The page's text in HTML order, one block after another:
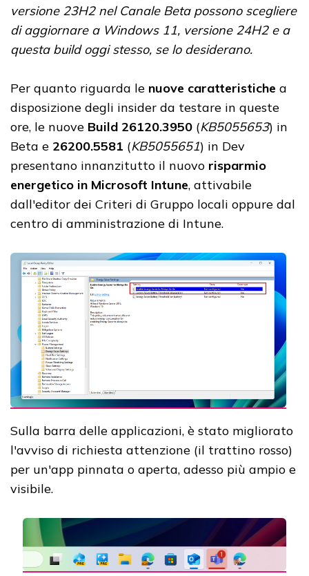
versione 23H2 nel Canale Beta possono scegliere
di aggiornare a Windows 11, versione 24H2 e a
questa build oggi stesso, se lo desiderano.
Per quanto riguarda le nuove caratteristiche a
disposizione degli insider da testare in queste
ore, le nuove Build 26120.3950 (KB5055653) in
Beta e 26200.5581 (KB5055651) in Dev
presentano innanzitutto il nuovo risparmio
energetico in Microsoft Intune, attivabile
dall'editor dei Criteri di Gruppo locali oppure dal
centro di amministrazione di Intune.
Sulla barra delle applicazioni, è stato migliorato
l'avviso di richiesta attenzione (il trattino rosso)
per un'app pinnata o aperta, adesso più ampio e
visibile.